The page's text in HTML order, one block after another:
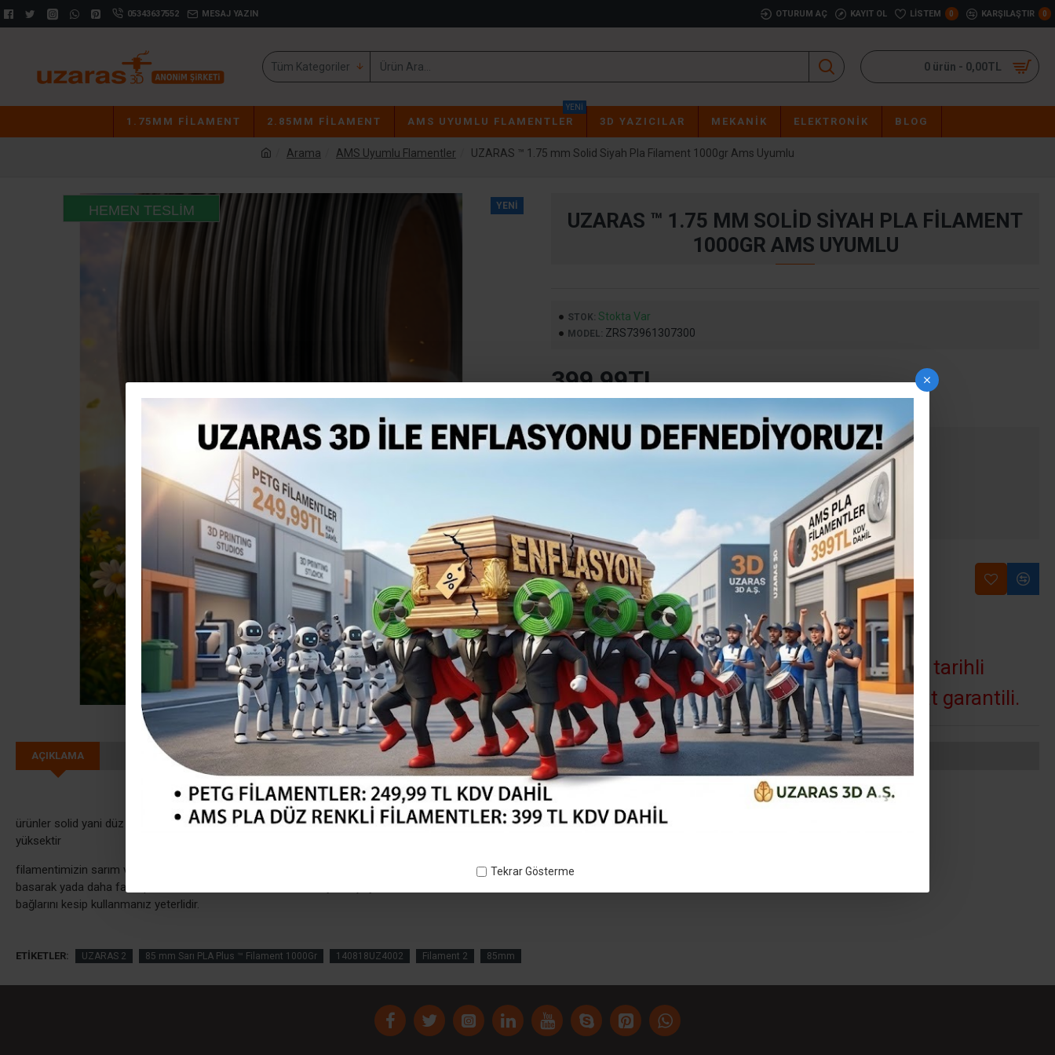
Tekrar Gösterme
05343637552 MESAJ YAZIN OTURUM AÇ KAYIT OL LISTEM 0 KARŞILAŞTIR 0
Tüm Kategoriler 0 ürün - 0,00TL
1.75MM FILAMENT 2.85MM FILAMENT AMS UYUMLU FLAMENTLER
YENI
3D YAZICILAR MEKANIK ELEKTRONIK BLOG
Arama AMS Uyumlu Flamentler UZARAS ™ 1.75 mm Solid Siyah Pla Filament 1000gr Ams Uyumlu
YENI
HEMEN TESLIM
UZARAS ™ 1.75 MM SOLID SIYAH PLA FILAMENT
1000GR AMS UYUMLU
STOK: Stokta Var
MODEL: ZRS73961307300
399,99TL
Mevcut Seçenekler:
SEPETE EKLE
ÜRETILINCE GÖNDER
Üretilince gönder seçeceği ile, ileri tarihli
siparişleriniz indirimli ve sabit fiyat garantili.
AÇIKLAMA
ürünler solid yani düz renklerdir yani sedefli değildir glint ürünler gibi parlamaz. sedefli olmadığı için mekanik dayanımı
yüksektir
filamentimizin sarım ve ortasındaki masura 60mm genişliğindedir masura iç çapımız 82,5mm dir 3d printerde makara
basarak yada daha farklı plastik makaralara takarak kullanmaya başlayabilirsiniz. makaranızı sabitledikten sonra filamentin
bağlarını kesip kullanmanız yeterlidir.
ETIKETLER: UZARAS 2 85 mm Sarı PLA Plus ™ Filament 1000Gr 140818UZ4002 Filament 2 85mm